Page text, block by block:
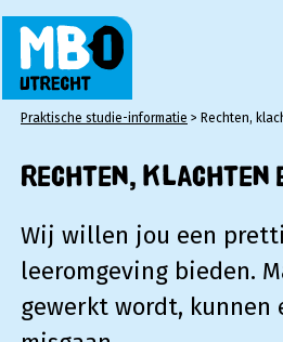
MBO Utrecht
Praktische studie-informatie > Rechten,
Rechten, klachten
Wij willen jou een
leeromgeving bieden.
gewerkt wordt, kunnen